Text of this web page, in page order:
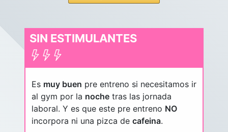
SIN ESTIMULANTES
Es muy buen pre entreno si necesitamos ir
al gym por la noche tras las jornada
laboral. Y es que este pre entreno NO
incorpora ni una pizca de cafeina.